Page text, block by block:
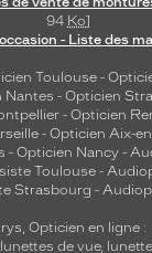
94 Ko]
- Liste des
Toulouse-
Nantes - Opticien
- Opticien
- Opticien Aix-
- Opticien Nancy -
Toulouse-
Strasbourg -
Opticien en ligne :
lunettes de vue,